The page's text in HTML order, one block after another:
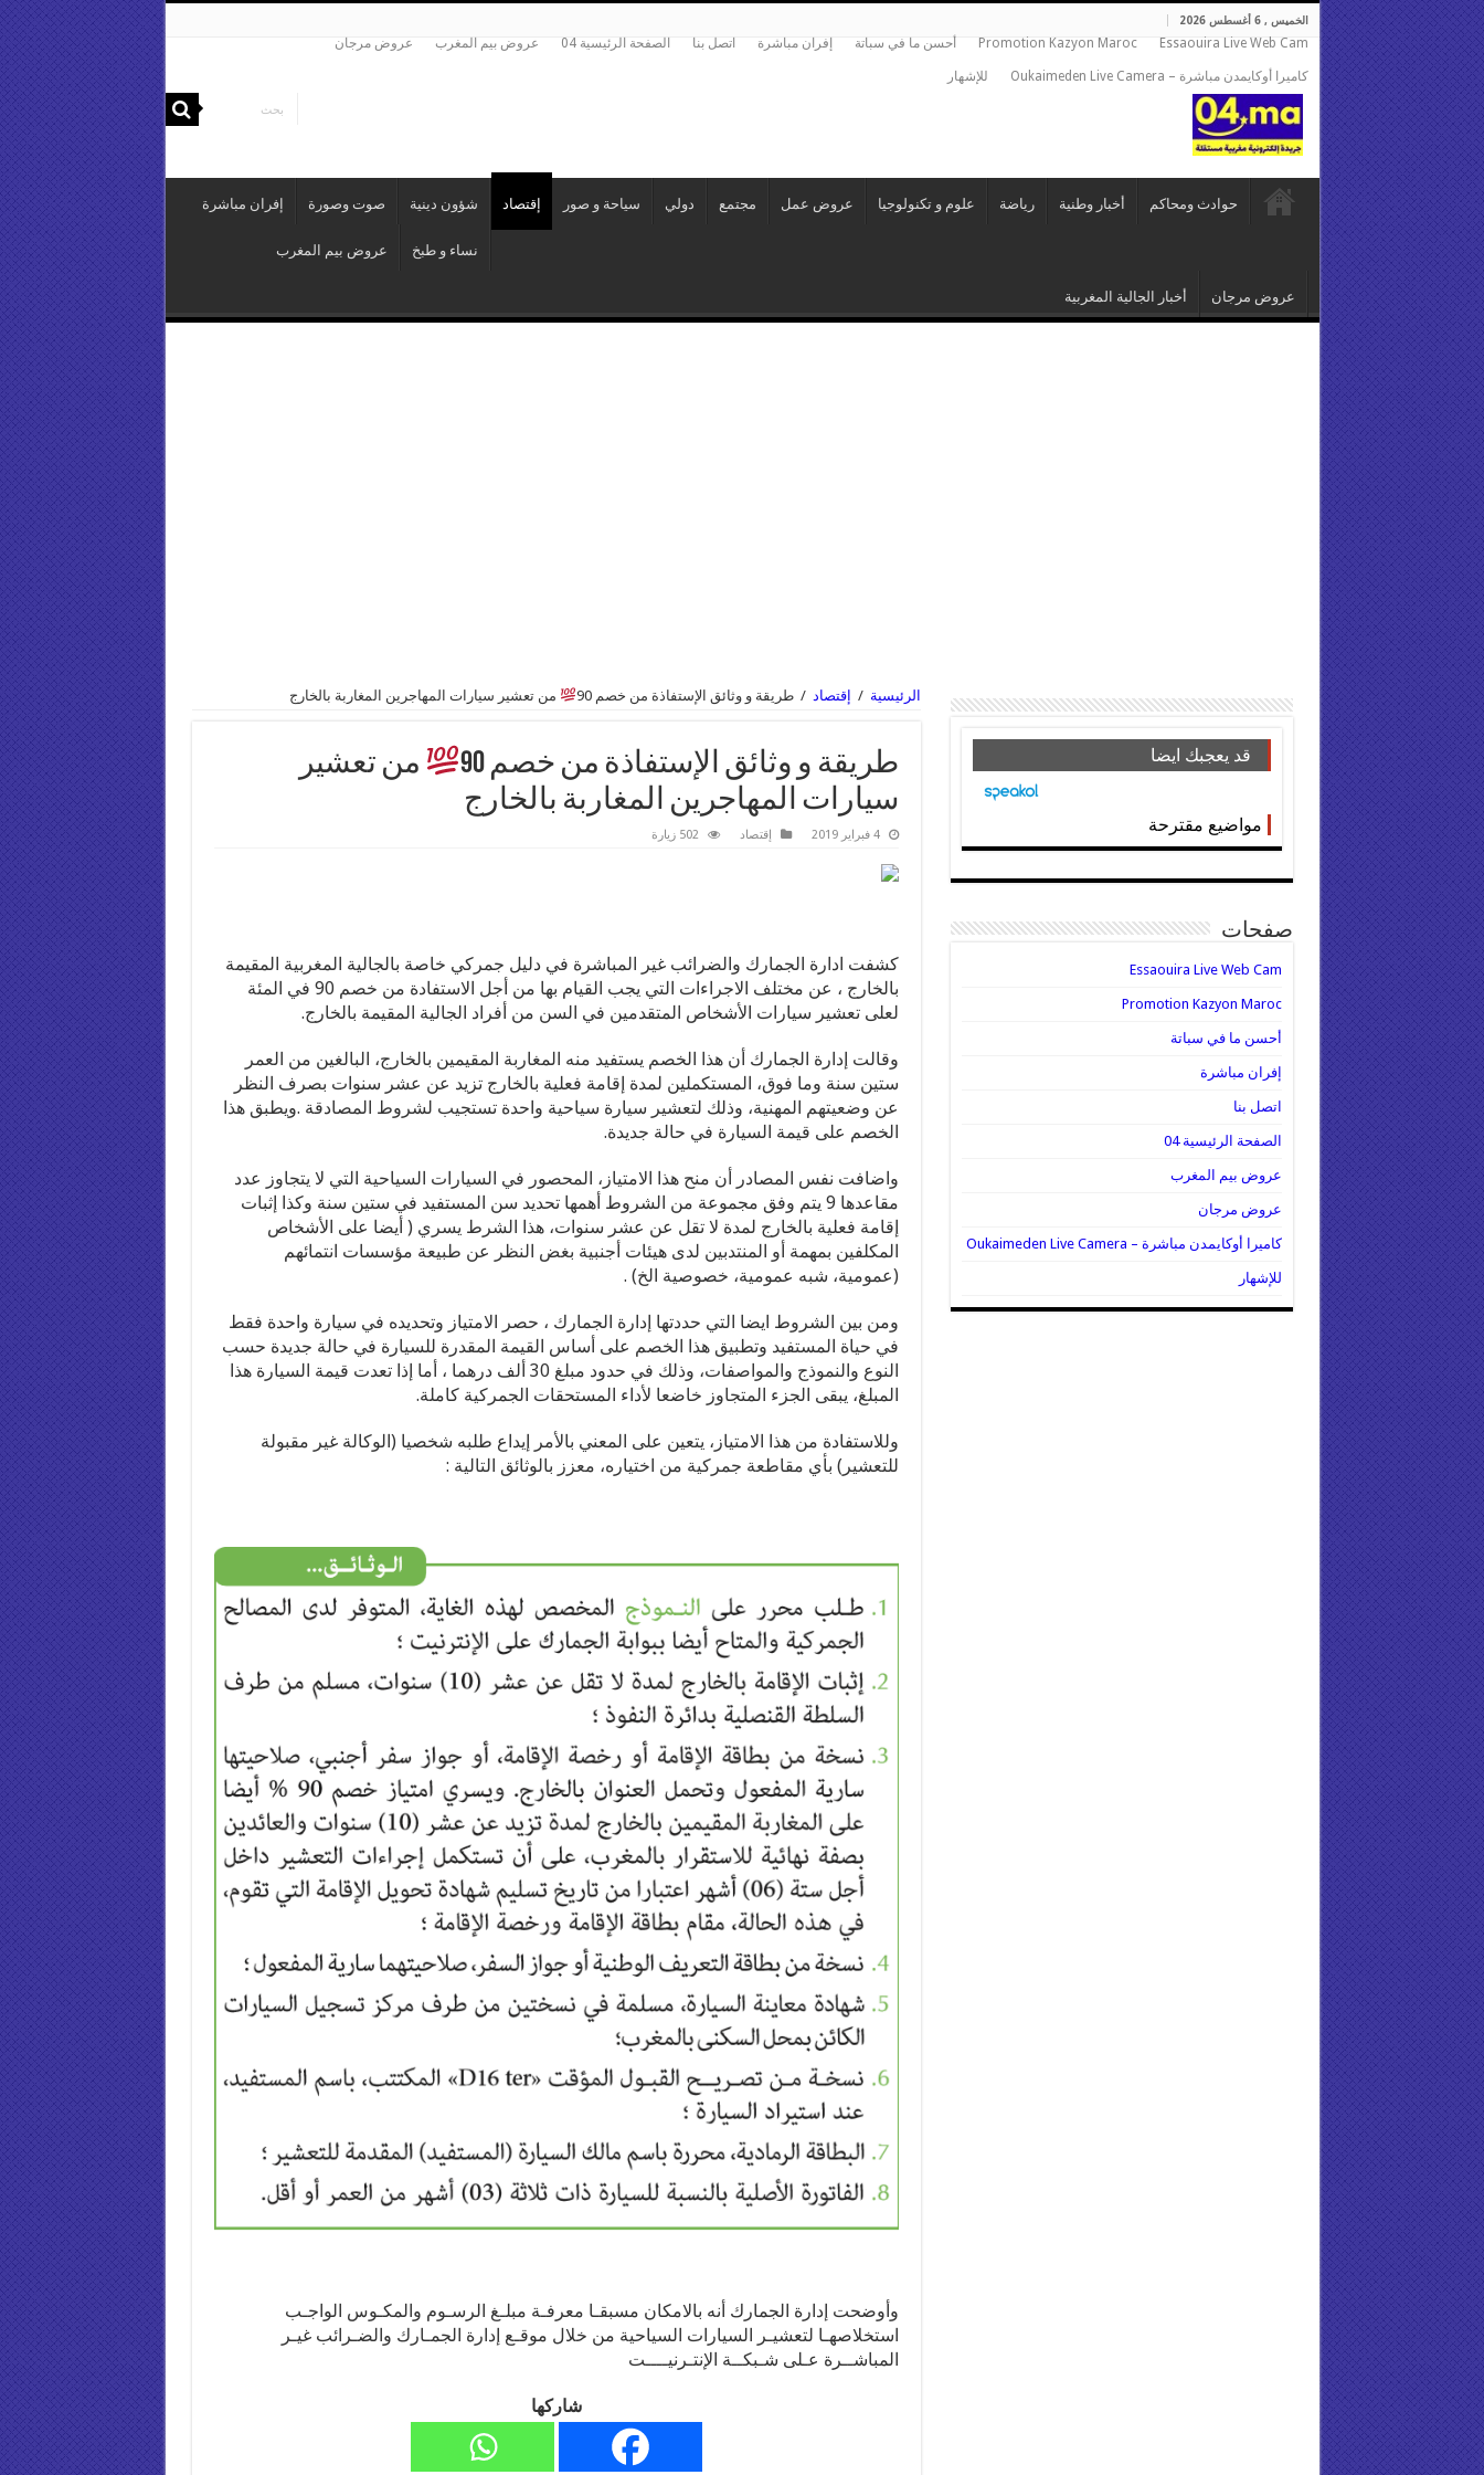
الخميس , 6 أغسطس 2026
Essaouira Live Web Cam
Promotion Kazyon Maroc أحسن ما في سباتة إفران مباشرة اتصل بنا الصفحة الرئيسية 04 عروض بيم المغرب عروض مرجان
كاميرا أوكايمدن مباشرة – Oukaimeden Live Camera للإشهار
حوادث ومحاكم أخبار وطنية رياضة علوم و تكنولوجيا عروض عمل مجتمع دولي سياحة و صور إقتصاد شؤون دينية صوت وصورة إفران مباشرة
نساء و طبخ عروض بيم المغرب
عروض مرجان أخبار الجالية المغربية
الرئيسية / إقتصاد / طريقة و وثائق الإستفاذة من خصم 90 من تعشير سيارات المهاجرين المغاربة بالخارج
طريقة و وثائق الإستفاذة من خصم 90
من تعشير
سيارات المهاجرين المغاربة بالخارج
4 فبراير 2019 إقتصاد 502 زيارة
كشفت ادارة الجمارك والضرائب غير المباشرة في دليل جمركي خاصة بالجالية المغربية المقيمة
بالخارج ، عن مختلف الاجراءات التي يجب القيام بها من أجل الاستفادة من خصم 90 في المئة
لعلى تعشير سيارات الأشخاص المتقدمين في السن من أفراد الجالية المقيمة بالخارج.
وقالت إدارة الجمارك أن هذا الخصم يستفيد منه المغاربة المقيمين بالخارج، البالغين من العمر
ستين سنة وما فوق، المستكملين لمدة إقامة فعلية بالخارج تزيد عن عشر سنوات بصرف النظر
عن وضعيتهم المهنية، وذلك لتعشير سيارة سياحية واحدة تستجيب لشروط المصادقة .ويطبق هذا
الخصم على قيمة السيارة في حالة جديدة.
واضافت نفس المصادر أن منح هذا الامتياز، المحصور في السيارات السياحية التي لا يتجاوز عدد
مقاعدها 9 يتم وفق مجموعة من الشروط أهمها تحديد سن المستفيد في ستين سنة وكذا إثبات
إقامة فعلية بالخارج لمدة لا تقل عن عشر سنوات، هذا الشرط يسري ( أيضا على الأشخاص
المكلفين بمهمة أو المنتدبين لدى هيئات أجنبية بغض النظر عن طبيعة مؤسسات انتمائهم
(عمومية، شبه عمومية، خصوصية الخ) .
ومن بين الشروط ايضا التي حددتها إدارة الجمارك ، حصر الامتياز وتحديده في سيارة واحدة فقط
في حياة المستفيد وتطبيق هذا الخصم على أساس القيمة المقدرة للسيارة في حالة جديدة حسب
النوع والنموذج والمواصفات، وذلك في حدود مبلغ 30 ألف درهما ، أما إذا تعدت قيمة السيارة هذا
المبلغ، يبقى الجزء المتجاوز خاضعا لأداء المستحقات الجمركية كاملة.
وللاستفادة من هذا الامتياز، يتعين على المعني بالأمر إيداع طلبه شخصيا (الوكالة غير مقبولة
للتعشير) بأي مقاطعة جمركية من اختياره، معزز بالوثائق التالية :
وأوضحت إدارة الجمارك أنه بالامكان مسبقـا معرفـة مبلـغ الرسـوم والمكـوس الواجـب
استخلاصهـا لتعشيـر السيارات السياحية من خلال موقـع إدارة الجمـارك والضـرائب غيـر
المباشــرة عـلى شـبكــة الإنتـرنيــــت
شاركها
قد يعجبك ايضا
مواضيع مقترحة
صفحات
Essaouira Live Web Cam
Promotion Kazyon Maroc
أحسن ما في سباتة
إفران مباشرة
اتصل بنا
الصفحة الرئيسية 04
عروض بيم المغرب
عروض مرجان
كاميرا أوكايمدن مباشرة – Oukaimeden Live Camera
للإشهار